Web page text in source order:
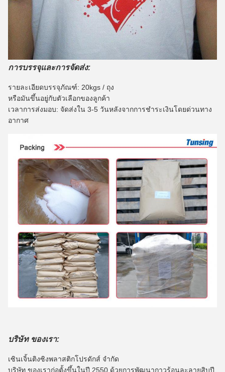
การบรรจุและการจัดส่ง:
รายละเอียดบรรจุภัณฑ์: 20kgs / ถุง
หรือมันขึ้นอยู่กับตัวเลือกของลูกค้า
เวลาการส่งมอบ: จัดส่งใน 3-5 วันหลังจากการชำระเงินโดยด่วนทาง
อากาศ
บริษัท ของเรา:
เซินเจิ้นติงซิงพลาสติกโปรดักส์ จำกัด
บริษัท ของเราก่อตั้งขึ้นในปี 2550 ด้วยการพัฒนากาวร้อนละลายสิบปี